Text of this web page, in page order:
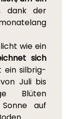
dank der
wie ein
sich
ein silbrig-
Juli bis
Blüten
auf